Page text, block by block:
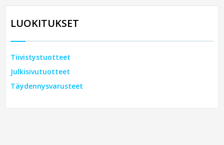
LUOKITUKSET
Tiivistystuotteet
Julkisivutuotteet
Täydennysvarusteet